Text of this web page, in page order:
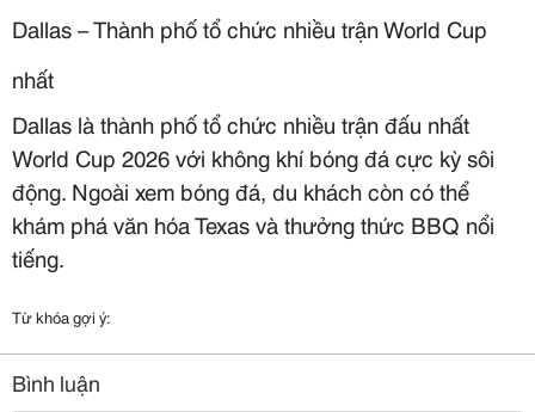
Dallas – Thành phố tổ chức nhiều trận World Cup
nhất
Dallas là thành phố tổ chức nhiều trận đấu nhất
World Cup 2026 với không khí bóng đá cực kỳ sôi
động. Ngoài xem bóng đá, du khách còn có thể
khám phá văn hóa Texas và thưởng thức BBQ nổi
tiếng.
Từ khóa gợi ý:
Bình luận